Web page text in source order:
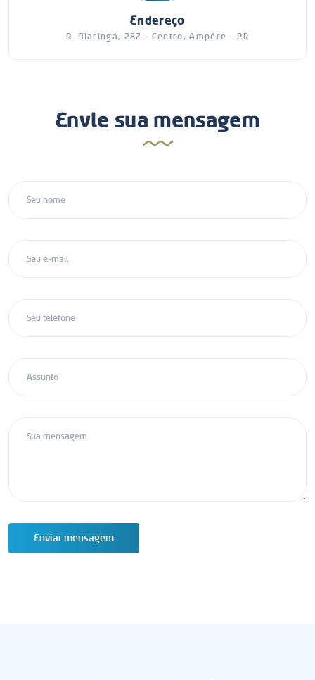
Endereço
R. Maringá, 287 - Centro, Ampére - PR
Envie sua mensagem
Enviar mensagem